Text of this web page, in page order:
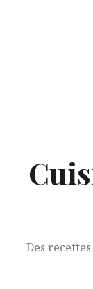
Des